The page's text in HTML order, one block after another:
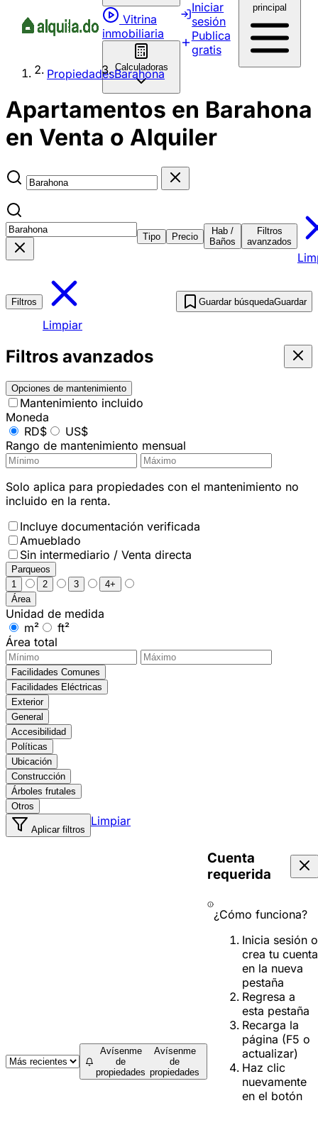
Vitrina
inmobiliaria
Calculadoras
Iniciar
sesión
Publica
gratis
principal
PropiedadesBarahona
Apartamentos en Barahona
en Venta o Alquiler
Tipo Precio
Hab /
Baños
Filtros
avanzados
Filtros
Limpiar
Guardar búsquedaGuardar
Filtros avanzados
Opciones de mantenimiento
Mantenimiento incluido
Moneda
RD$
US$
Rango de mantenimiento mensual
Solo aplica para propiedades con el mantenimiento no
incluido en la renta.
Incluye documentación verificada
Amueblado
Sin intermediario / Venta directa
Parqueos
1
2 3
4+
Área
Unidad de medida
m²
ft²
Área total
Facilidades Comunes
Facilidades Eléctricas
Exterior
General
Accesibilidad
Políticas
Ubicación
Construcción
Árboles frutales
Otros
Aplicar filtros
Limpiar
Avísenme
de
propiedades
Avísenme
de
propiedades
Cuenta
requerida
¿Cómo funciona?
Inicia sesión o
crea tu cuenta
en la nueva
pestaña
Regresa a
esta pestaña
Recarga la
página (F5 o
actualizar)
Haz clic
nuevamente
en el botón